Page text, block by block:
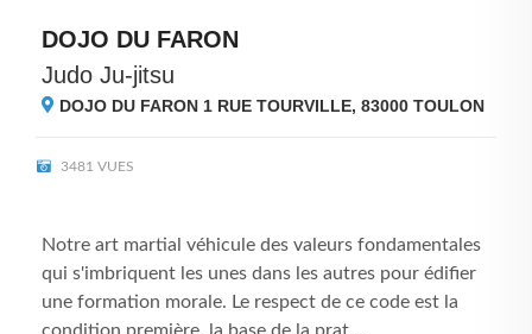
DOJO DU FARON
Judo Ju-jitsu
DOJO DU FARON 1 RUE TOURVILLE, 83000 TOULON
3481 VUES
Notre art martial véhicule des valeurs fondamentales
qui s'imbriquent les unes dans les autres pour édifier
une formation morale. Le respect de ce code est la